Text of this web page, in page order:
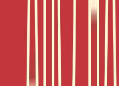
τόπο που γέννησε θεούς και
Στα μεταλλεία του νησιού
Ο Πρώσος, όπως και ο γιος του
σύμπραξη του Δρακούλη, του
πιόνι τους, επείγονται να
πετύχουν τον σκοπό τους θα